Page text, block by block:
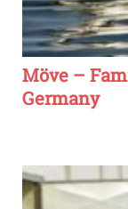
Möve –
Germany